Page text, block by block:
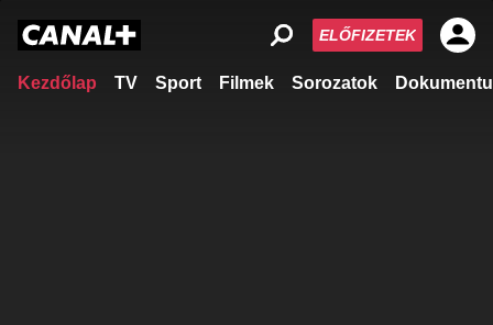
Kezdőlap TV Sport Filmek Sorozatok
ELŐFIZETEK